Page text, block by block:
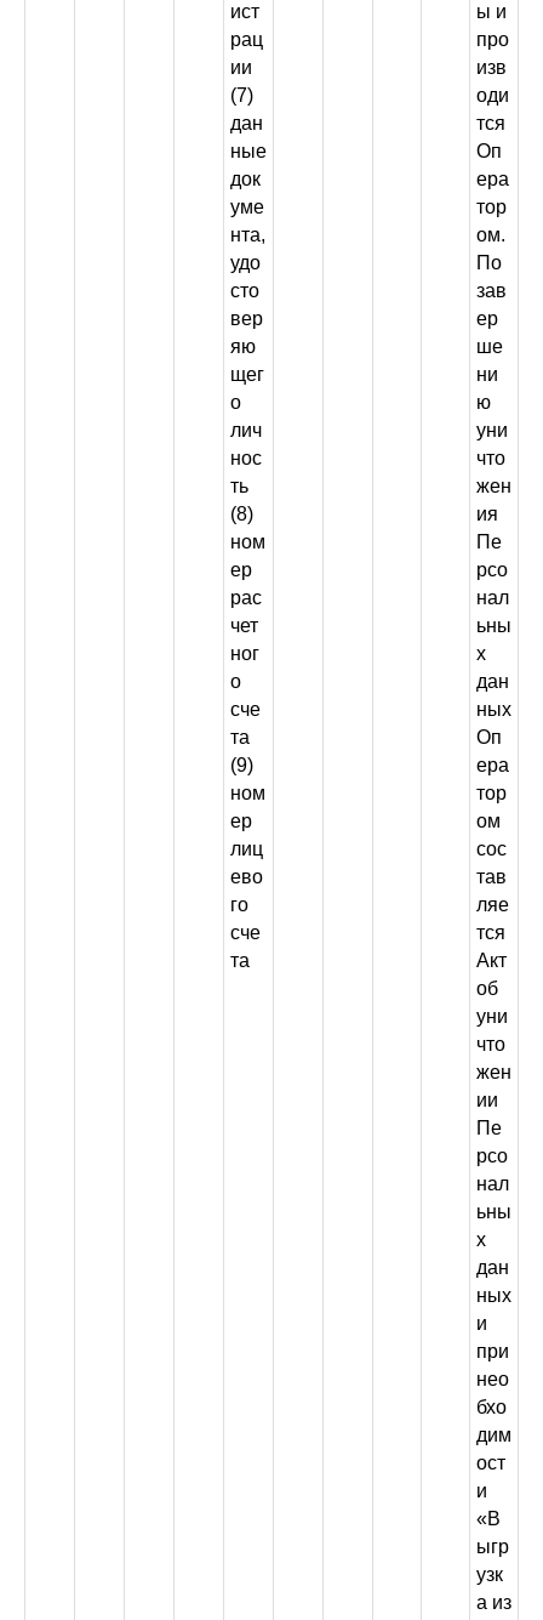
ист
рац
ии
(7)
дан
ные
док
уме
нта,
удо
сто
вер
яю
щег
о
лич
нос
ть
(8)
ном
ер
рас
чет
ног
о
сче
та
(9)
ном
ер
лиц
ево
го
сче
та
ы и
про
изв
оди
тся
Оп
ера
тор
ом.
По
зав
ер
ше
ни
ю
уни
что
жен
ия
Пе
рсо
нал
ьны
х
дан
ных
Оп
ера
тор
ом
сос
тав
ляе
тся
Акт
об
уни
что
жен
ии
Пе
рсо
нал
ьны
х
дан
ных
и
при
нео
бхо
дим
ост
и
«В
ыгр
узк
а из